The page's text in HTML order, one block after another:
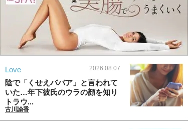
Love 2026.08.07
陰で「くせえババア」と言われて
いた…年下彼氏のウラの顔を知り
トラウ...
古川諭香